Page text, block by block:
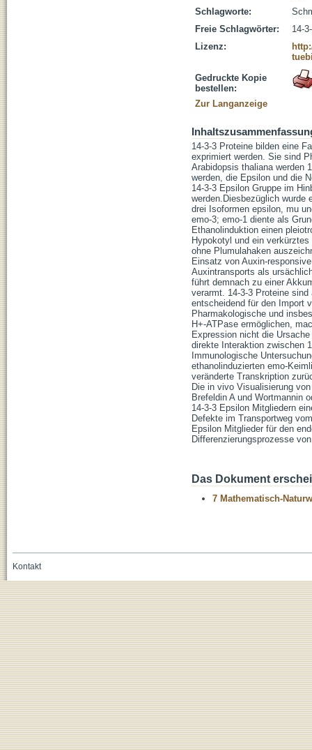
Schlagworte:
Freie Schlagwörter:
14-
Lizenz:
Gedruckte Kopie
bestellen:
Zur Langanzeige
14-3-3 Proteine bilden eine
exprimiert werden. Sie sind
Arabidopsis thaliana werden
werden, die Epsilon und die
14-3-3 Epsilon Gruppe im
werden.Diesbezüglich wurde
drei Isoformen epsilon, mu
emo-3; emo-1 diente als
Ethanolinduktion einen
Hypokotyl und ein
ohne Plumulahaken
Einsatz von Auxin-
Auxintransports als
führt demnach zu einer
verarmt. 14-3-3 Proteine
entscheidend für den Import
Pharmakologische und
H+-ATPase ermöglichen,
Expression nicht die
direkte Interaktion zwischen
Immunologische
ethanolinduzierten emo-
veränderte Transkription
Die in vivo Visualisierung
Brefeldin A und Wortmannin
14-3-3 Epsilon Mitgliedern
Defekte im Transportweg
Epsilon Mitglieder für den
Differenzierungsprozesse
Das Dokument
7 Mathematisch-
Kontakt